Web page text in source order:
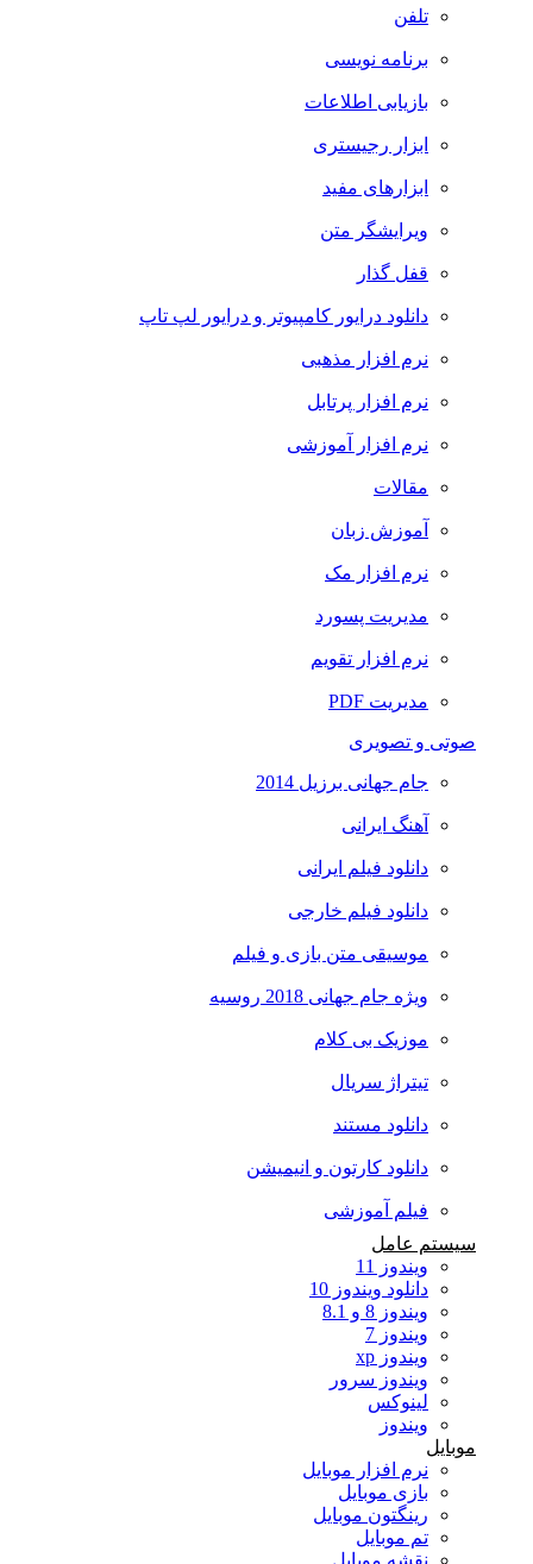
تلفن
برنامه نویسی
بازیابی اطلاعات
ابزار رجیستری
ابزارهای مفید
ویرایشگر متن
قفل گذار
دانلود درایور کامپیوتر و درایور لپ تاپ
نرم افزار مذهبی
نرم افزار پرتابل
نرم افزار آموزشی
مقالات
آموزش زبان
نرم افزار مک
مدیریت پسورد
نرم افزار تقویم
مدیریت PDF
صوتی و تصویری
جام جهانی برزیل 2014
آهنگ ایرانی
دانلود فیلم ایرانی
دانلود فیلم خارجی
موسیقی متن بازی و فیلم
ویژه جام جهانی 2018 روسیه
موزیک بی کلام
تیتراژ سریال
دانلود مستند
دانلود کارتون و انیمیشن
فیلم آموزشی
سیستم عامل
ویندوز 11
دانلود ویندوز 10
ویندوز 8 و 8.1
ویندوز 7
ویندوز xp
ویندوز سرور
لینوکس
ویندوز
موبایل
نرم افزار موبایل
بازی موبایل
رینگتون موبایل
تم موبایل
نقشه موبایل